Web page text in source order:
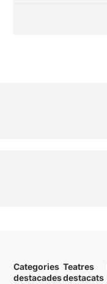
Categories
destacades
Teatres
destacats